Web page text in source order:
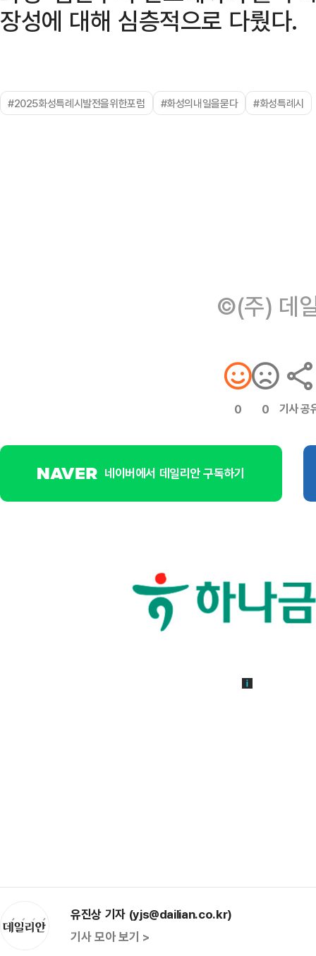
장성에 대해 심층적으로 다뤘다.
#2025화성특례시발전을위한포럼 #화성의내일을묻다 #화성특례시
©(주) 데
0 0 기사 공
네이버에서 데일리안 구독하기
유진상 기자 (yjs@dailian.co.kr)
기사 모아 보기 >